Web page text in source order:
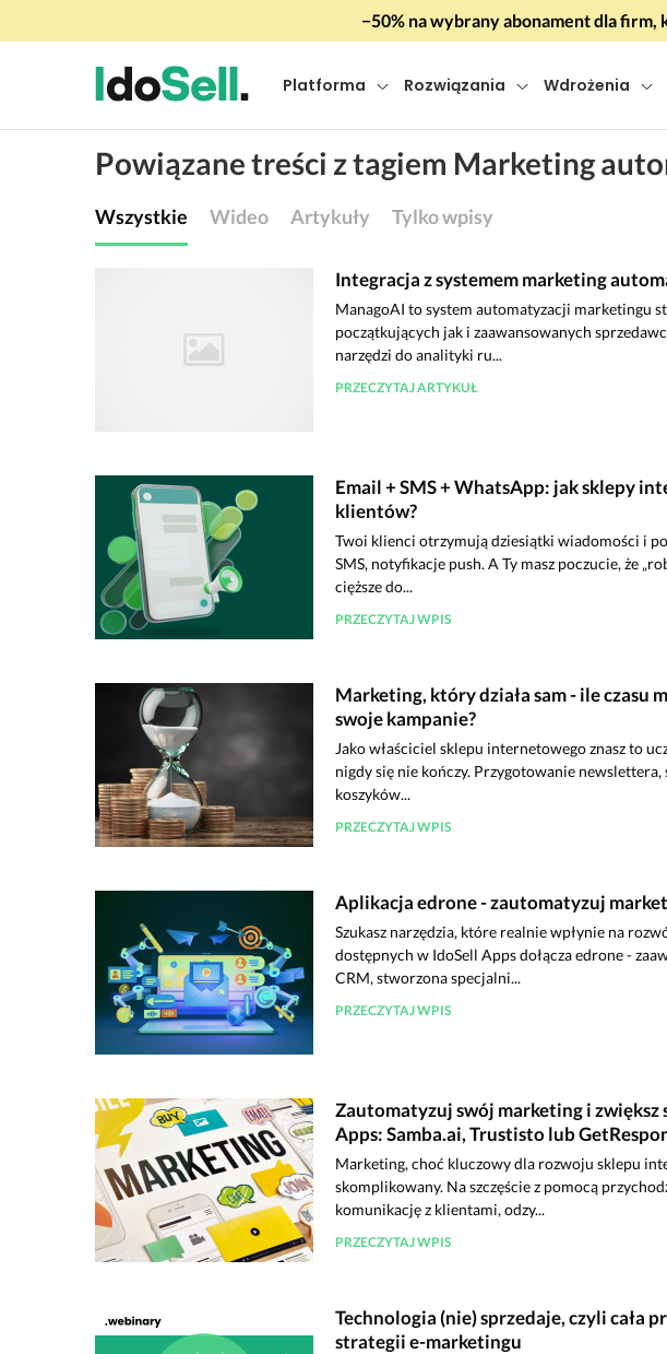
−50% na wybrany abonament dla firm,
Platforma Rozwiązania Wdrożenia
Powiązane treści z tagiem Marketing
Wszystkie Wideo Artykuły Tylko wpisy
Integracja z systemem marketing
ManagoAI to system automatyzacji marketingu
początkujących jak i zaawansowanych
narzędzi do analityki ru...
PRZECZYTAJ ARTYKUŁ
Email + SMS + WhatsApp: jak sklepy
klientów?
Twoi klienci otrzymują dziesiątki wiadomości i
SMS, notyfikacje push. A Ty masz poczucie, że
cięższe do...
PRZECZYTAJ WPIS
Marketing, który działa sam - ile czasu
swoje kampanie?
Jako właściciel sklepu internetowego znasz to
nigdy się nie kończy. Przygotowanie
koszyków...
PRZECZYTAJ WPIS
Aplikacja edrone - zautomatyzuj
Szukasz narzędzia, które realnie wpłynie na
dostępnych w IdoSell Apps dołącza edrone -
CRM, stworzona specjalni...
PRZECZYTAJ WPIS
Zautomatyzuj swój marketing i zwiększ
Apps: Samba.ai, Trustisto lub
Marketing, choć kluczowy dla rozwoju sklepu
skomplikowany. Na szczęście z pomocą
komunikację z klientami, odzy...
PRZECZYTAJ WPIS
Technologia (nie) sprzedaje, czyli cała
strategii e-marketingu